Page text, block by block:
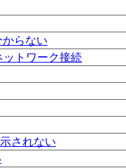
らない
ットワーク接続
されない